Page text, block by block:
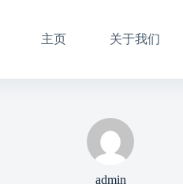
主页 关于我们
admin